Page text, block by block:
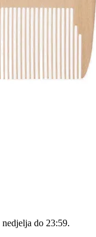
nedjelja do 23:59.